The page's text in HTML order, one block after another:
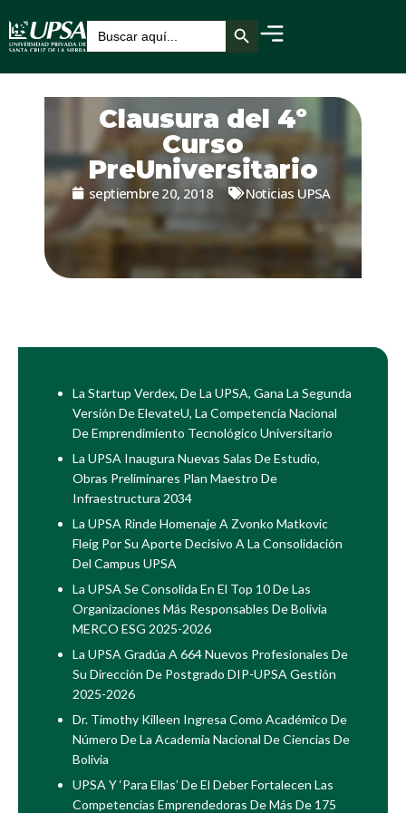
Buscar: Botón de búsqueda
Clausura del 4º
Curso
PreUniversitario
septiembre 20, 2018 Noticias UPSA
La Startup Verdex, De La UPSA, Gana La Segunda
Versión De ElevateU, La Competencia Nacional
De Emprendimiento Tecnológico Universitario
La UPSA Inaugura Nuevas Salas De Estudio,
Obras Preliminares Plan Maestro De
Infraestructura 2034
La UPSA Rinde Homenaje A Zvonko Matkovic
Fleig Por Su Aporte Decisivo A La Consolidación
Del Campus UPSA
La UPSA Se Consolida En El Top 10 De Las
Organizaciones Más Responsables De Bolivia
MERCO ESG 2025-2026
La UPSA Gradúa A 664 Nuevos Profesionales De
Su Dirección De Postgrado DIP-UPSA Gestión
2025-2026
Dr. Timothy Killeen Ingresa Como Académico De
Número De La Academia Nacional De Ciencias De
Bolivia
UPSA Y ‘Para Ellas’ De El Deber Fortalecen Las
Competencias Emprendedoras De Más De 175